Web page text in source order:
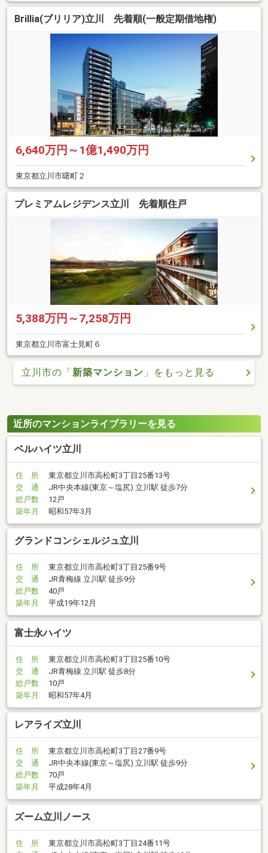
Brillia(ブリリア)立川 先着順(一般定期借地権)
6,640万円～1億1,490万円
東京都立川市曙町２
プレミアムレジデンス立川 先着順住戸
5,388万円～7,258万円
東京都立川市富士見町６
立川市の「新築マンション 」をもっと見る
近所のマンションライブラリーを見る
ベルハイツ立川
住 所
東京都立川市高松町3丁目25番13号
交 通
JR中央本線(東京～塩尻) 立川駅 徒歩7分
総戸数
12戸
築年月
昭和57年3月
グランドコンシェルジュ立川
住 所
東京都立川市高松町3丁目25番9号
交 通
JR青梅線 立川駅 徒歩9分
総戸数
40戸
築年月
平成19年12月
富士永ハイツ
住 所
東京都立川市高松町3丁目25番10号
交 通
JR青梅線 立川駅 徒歩8分
総戸数
10戸
築年月
昭和57年4月
レアライズ立川
住 所
東京都立川市高松町3丁目27番9号
交 通
JR中央本線(東京～塩尻) 立川駅 徒歩9分
総戸数
70戸
築年月
平成28年4月
ズーム立川ノース
住 所
東京都立川市高松町3丁目24番11号